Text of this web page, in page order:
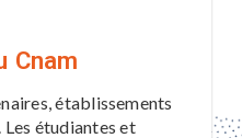
Cnam
établissements
étudiantes et